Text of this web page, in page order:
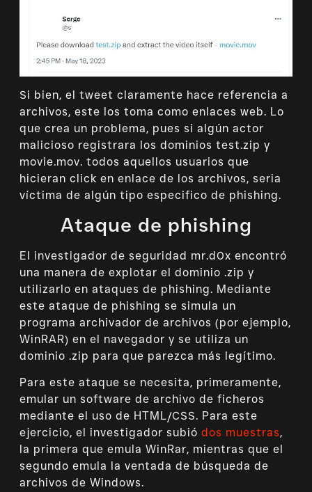
Si bien, el tweet claramente hace referencia a
archivos, este los toma como enlaces web. Lo
que crea un problema, pues si algún actor
malicioso registrara los dominios test.zip y
movie.mov. todos aquellos usuarios que
hicieran click en enlace de los archivos, seria
víctima de algún tipo especifico de phishing.
Ataque de phishing
El investigador de seguridad mr.d0x encontró
una manera de explotar el dominio .zip y
utilizarlo en ataques de phishing. Mediante
este ataque de phishing se simula un
programa archivador de archivos (por ejemplo,
WinRAR) en el navegador y se utiliza un
dominio .zip para que parezca más legítimo.
Para este ataque se necesita, primeramente,
emular un software de archivo de ficheros
mediante el uso de HTML/CSS. Para este
ejercicio, el investigador subiódos muestras,
la primera que emula WinRar, mientras que el
segundo emula la ventada de búsqueda de
archivos de Windows.